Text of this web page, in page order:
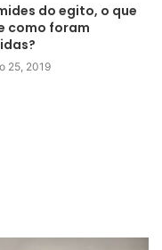
do egito, o que
como foram
25, 2019